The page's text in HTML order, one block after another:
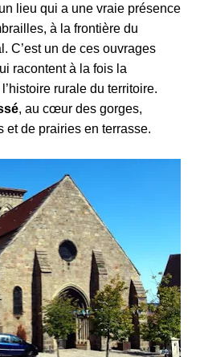
lieu qui a une vraie présence
à la frontière du
C’est un de ces ouvrages
racontent à la fois la
rurale du territoire.
, au cœur des gorges,
et de prairies en terrasse.